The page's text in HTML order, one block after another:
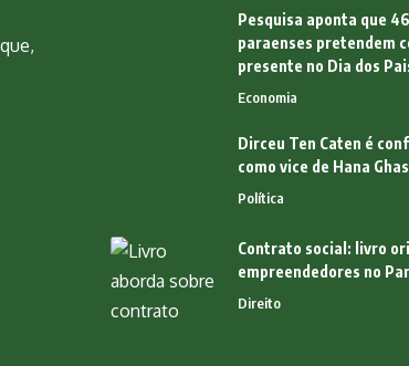
Pesquisa aponta que
paraenses pretendem
presente no Dia dos
Economia
Dirceu Ten Caten é
como vice de Hana
Política
Contrato social: livro
empreendedores no
Direito